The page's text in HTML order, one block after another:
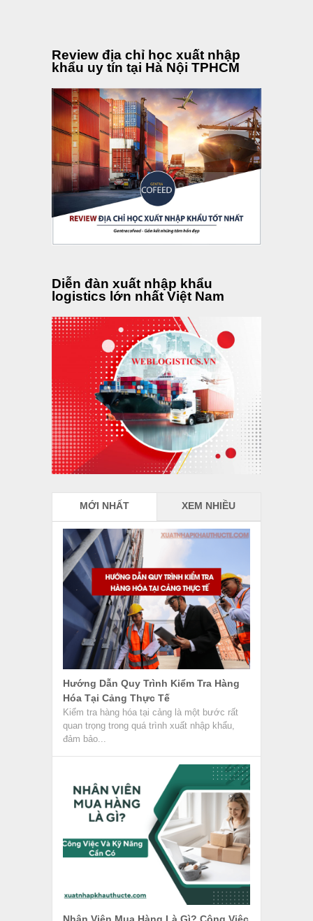
Review địa chỉ học xuất nhập
khẩu uy tín tại Hà Nội TPHCM
Diễn đàn xuất nhập khẩu
logistics lớn nhất Việt Nam
MỚI NHẤT XEM NHIỀU
Hướng Dẫn Quy Trình Kiểm Tra Hàng
Hóa Tại Cảng Thực Tế
Kiểm tra hàng hóa tại cảng là một bước rất
quan trọng trong quá trình xuất nhập khẩu,
đảm bảo...